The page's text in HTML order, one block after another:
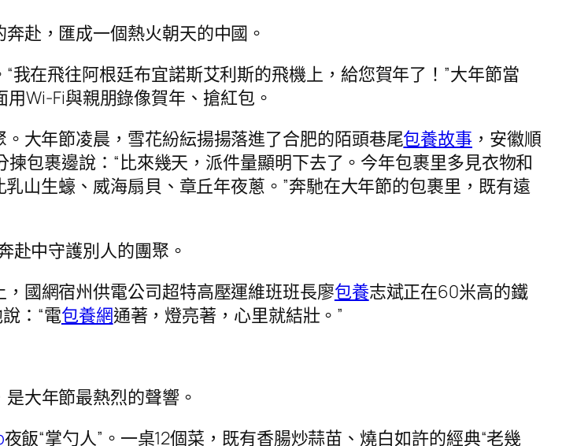
赴，匯成一個熱火朝天的中國。
在飛往阿根廷布宜諾斯艾利斯的飛機上，給您賀年了！”大年節當
Wi-Fi與親朋錄像賀年、搶紅包。
大年節凌晨，雪花紛紜揚揚落進了合肥的陌頭巷尾包養故事 ，安徽順
包裹邊說：“比來幾天，派件量顯明下去了。今年包裹里多見衣物和
山生蠔、威海扇貝、章丘年夜蔥。”奔馳在大年節的包裹里，既有遠
赴中守護別人的團聚。
，國網宿州供電公司超特高壓運維班班長廖包養志斌正在60米高的鐵
：“電包養網通著，燈亮著，心里就結壯。”
大年節最熱烈的聲響。
夜飯“掌勺人”。一桌12個菜，既有香腸炒蒜苗、燒白如許的經典“老幾